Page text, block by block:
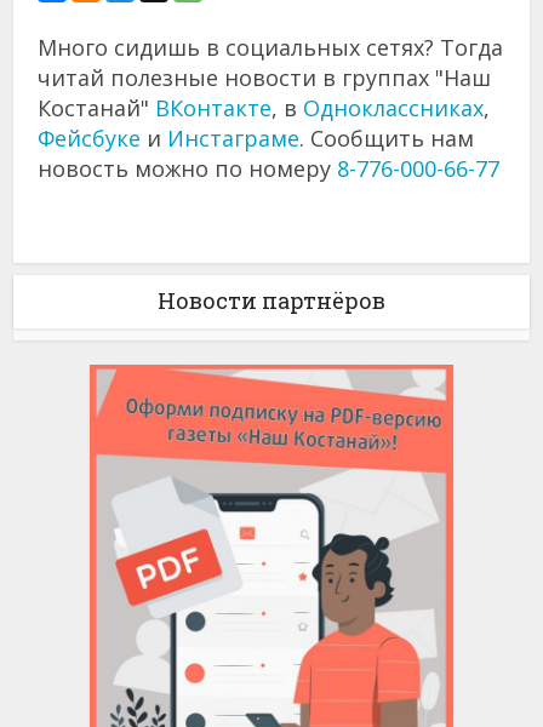
Много сидишь в социальных сетях? Тогда
читай полезные новости в группах "Наш
Костанай" ВКонтакте, в Одноклассниках,
Фейсбуке и Инстаграме. Сообщить нам
новость можно по номеру 8-776-000-66-77
Новости партнёров